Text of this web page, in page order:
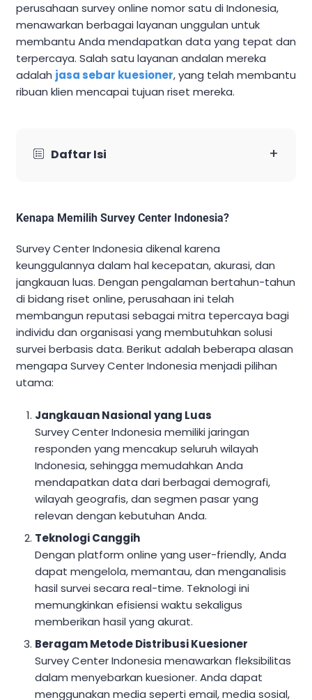
perusahaan survey online nomor satu di Indonesia,
menawarkan berbagai layanan unggulan untuk
membantu Anda mendapatkan data yang tepat dan
terpercaya. Salah satu layanan andalan mereka
adalah jasa sebar kuesioner, yang telah membantu
ribuan klien mencapai tujuan riset mereka.
Daftar Isi +
Kenapa Memilih Survey Center Indonesia?
Survey Center Indonesia dikenal karena
keunggulannya dalam hal kecepatan, akurasi, dan
jangkauan luas. Dengan pengalaman bertahun-tahun
di bidang riset online, perusahaan ini telah
membangun reputasi sebagai mitra tepercaya bagi
individu dan organisasi yang membutuhkan solusi
survei berbasis data. Berikut adalah beberapa alasan
mengapa Survey Center Indonesia menjadi pilihan
utama:
Jangkauan Nasional yang Luas
Survey Center Indonesia memiliki jaringan
responden yang mencakup seluruh wilayah
Indonesia, sehingga memudahkan Anda
mendapatkan data dari berbagai demografi,
wilayah geografis, dan segmen pasar yang
relevan dengan kebutuhan Anda.
Teknologi Canggih
Dengan platform online yang user-friendly, Anda
dapat mengelola, memantau, dan menganalisis
hasil survei secara real-time. Teknologi ini
memungkinkan efisiensi waktu sekaligus
memberikan hasil yang akurat.
Beragam Metode Distribusi Kuesioner
Survey Center Indonesia menawarkan fleksibilitas
dalam menyebarkan kuesioner. Anda dapat
menggunakan media seperti email, media sosial,